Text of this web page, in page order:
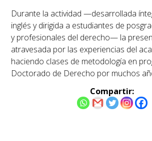
Durante la actividad —desarrollada
inglés y dirigida a estudiantes de
y profesionales del derecho— la
atravesada por las experiencias del
haciendo clases de metodología en
Doctorado de Derecho por muchos
Compartir: